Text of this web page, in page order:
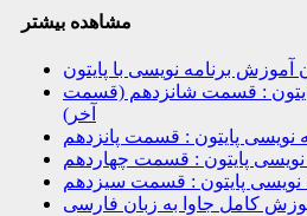
مشاهده بیشتر
آموزش برنامه نویسی با پایتون
: قسمت شانزدهم (قسمت
آخر)
نویسی پایتون : قسمت پانزدهم
نویسی پایتون : قسمت چهاردهم
نویسی پایتون : قسمت سیزدهم
کامل جاوا به زبان فارسی